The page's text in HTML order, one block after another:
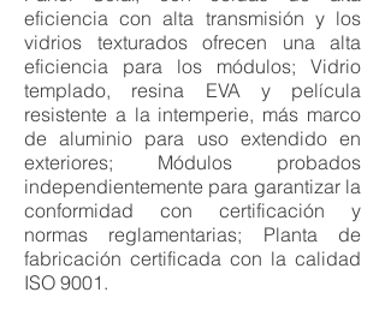
eficiencia con alta transmisión y los
vidrios texturados ofrecen una alta
eficiencia para los módulos; Vidrio
templado, resina EVA y película
resistente a la intemperie, más marco
de aluminio para uso extendido en
exteriores; Módulos probados
independientemente para garantizar la
conformidad con certificación y
normas reglamentarias; Planta de
fabricación certificada con la calidad
ISO 9001.